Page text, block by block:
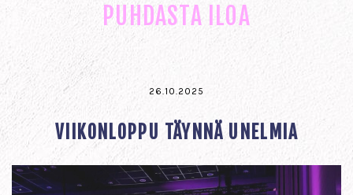
PUHDASTA ILOA
26.10.2025
VIIKONLOPPU TÄYNNÄ UNELMIA